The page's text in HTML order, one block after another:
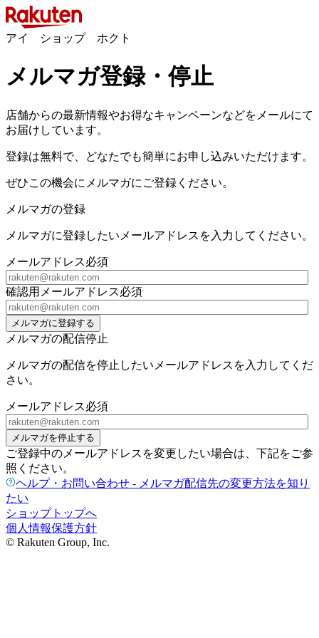
アイ ショップ ホクト
メルマガ登録・停止
店舗からの最新情報やお得なキャンペーンなどをメールにて
お届けしています。
登録は無料で、どなたでも簡単にお申し込みいただけます。
ぜひこの機会にメルマガにご登録ください。
メルマガの登録
メルマガに登録したいメールアドレスを入力してください。
メールアドレス必須
確認用メールアドレス必須
メルマガに登録する
メルマガの配信停止
メルマガの配信を停止したいメールアドレスを入力してくだ
さい。
メールアドレス必須
メルマガを停止する
ご登録中のメールアドレスを変更したい場合は、下記をご参
照ください。
ヘルプ・お問い合わせ - メルマガ配信先の変更方法を知り
たい
ショップトップへ
個人情報保護方針
© Rakuten Group, Inc.